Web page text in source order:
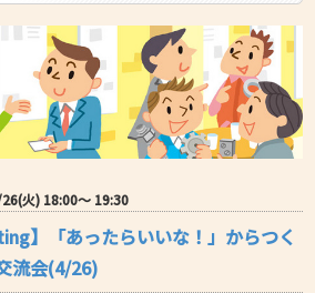
火) 18:00〜 19:30
】「あったらいいな！」からつく
流会(4/26)